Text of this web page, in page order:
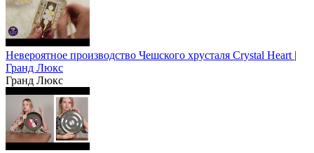
Невероятное производство Чешского хрусталя Crystal Heart |
Гранд Люкс
Гранд Люкс